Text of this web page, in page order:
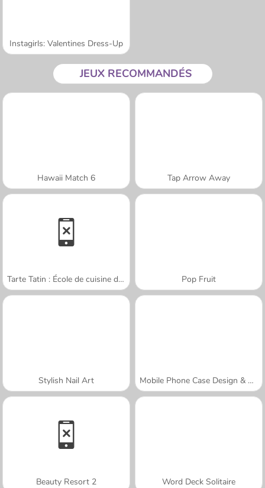
Instagirls: Valentines Dress-Up
JEUX RECOMMANDÉS
Hawaii Match 6 Tap Arrow Away
Tarte Tatin : École de cuisine de Sara Pop Fruit
Stylish Nail Art Mobile Phone Case Design & DIY
Beauty Resort 2 Word Deck Solitaire